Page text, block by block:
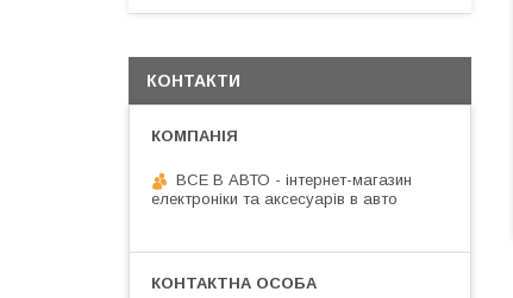
КОНТАКТИ
ВСЕ В АВТО - інтернет-магазин
електроніки та аксесуарів в авто